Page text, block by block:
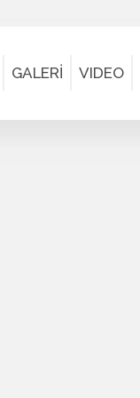
GALERİ VIDEO